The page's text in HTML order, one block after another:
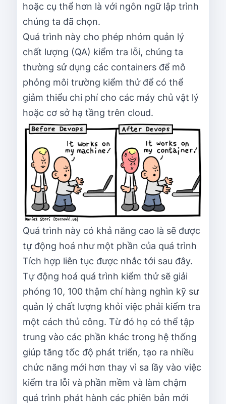
hoặc cụ thể hơn là với ngôn ngữ lập trình
chúng ta đã chọn.
Quá trình này cho phép nhóm quản lý
chất lượng (QA) kiểm tra lỗi, chúng ta
thường sử dụng các containers để mô
phỏng môi trường kiểm thử để có thể
giảm thiểu chi phí cho các máy chủ vật lý
hoặc cơ sở hạ tầng trên cloud.
Quá trình này có khả năng cao là sẽ được
tự động hoá như một phần của quá trình
Tích hợp liên tục được nhắc tới sau đây.
Tự động hoá quá trình kiểm thử sẽ giải
phóng 10, 100 thậm chí hàng nghìn kỹ sư
quản lý chất lượng khỏi việc phải kiểm tra
một cách thủ công. Từ đó họ có thể tập
trung vào các phần khác trong hệ thống
giúp tăng tốc độ phát triển, tạo ra nhiều
chức năng mới hơn thay vì sa lầy vào việc
kiểm tra lỗi và phần mềm và làm chậm
quá trình phát hành các phiên bản mới